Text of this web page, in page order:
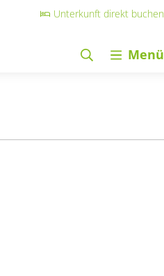
Unterkunft direkt buchen
Menü